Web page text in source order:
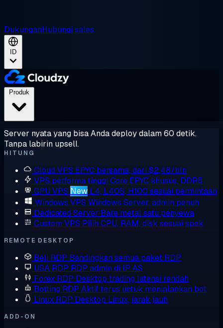
DukunganHubungi sales
ID
Server nyata yang bisa Anda deploy dalam 60 detik.
Tanpa labirin upsell.
HITUNG
Cloud VPS EPYC bersama, dari $2,48/bln
VPS performa tinggi Core EPYC khusus, DDR5
GPU VPS New L4, L40S, H100 sesuai permintaan
Windows VPS Windows Server, admin penuh
Dedicated Server Bare metal satu penyewa
Custom VPS Pilih CPU, RAM, disk sesuai spek
REMOTE DESKTOP
Beli RDP Bandingkan semua paket RDP
USA RDP RDP admin di IP AS
Forex RDP Desktop trading latensi rendah
Botting RDP Aktif terus untuk menjalankan bot
Linux RDP Desktop Linux, jarak jauh
ADD-ON